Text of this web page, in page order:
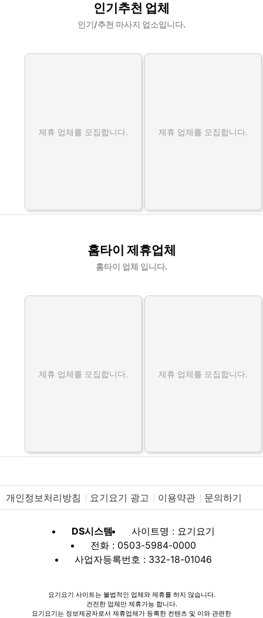
인기추천 업체
인기/추천 마사지 업소입니다.
제휴 업체를 모집합니다. 제휴 업체를 모집합니다.
홈타이 제휴업체
홈타이 업체 입니다.
제휴 업체를 모집합니다. 제휴 업체를 모집합니다.
개인정보처리방침 요기요기 광고 이용약관 문의하기
DS시스템
사이트명 : 요기요기
전화 : 0503-5984-0000
사업자등록번호 : 332-18-01046
요기요기 사이트는 불법적인 업체와 제휴를 하지 않습니다.
건전한 업체만 제휴가능 합니다.
요기요기는 정보제공자로서 제휴업체가 등록한 컨텐츠 및 이와 관련한